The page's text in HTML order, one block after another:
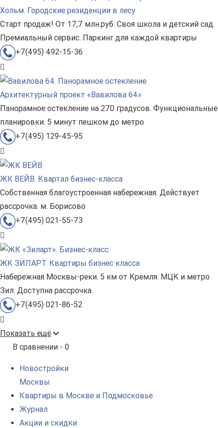
Хольм. Городские резиденции в лесу
Старт продаж! От 17,7 млн.руб. Своя школа и детский сад.
Премиальный сервис. Паркинг для каждой квартиры
+7(495) 492-15-36
Архитектурный проект «Вавилова 64»
Панорамное остекление на 270 градусов. Функциональные
планировки. 5 минут пешком до метро
+7(495) 129-45-95
ЖК ВЕЙВ. Квартал бизнес-класса
Собственная благоустроенная набережная. Действует
рассрочка. м. Борисово
+7(495) 021-55-73
ЖК ЗИЛАРТ. Квартиры бизнес класса
Набережная Москвы-реки. 5 км от Кремля. МЦК и метро
Зил. Доступна рассрочка.
+7(495) 021-86-52
Показать ещё
В сравнении - 0
Новостройки
Москвы
Квартиры в Москве и Подмосковье
Журнал
Акции и скидки